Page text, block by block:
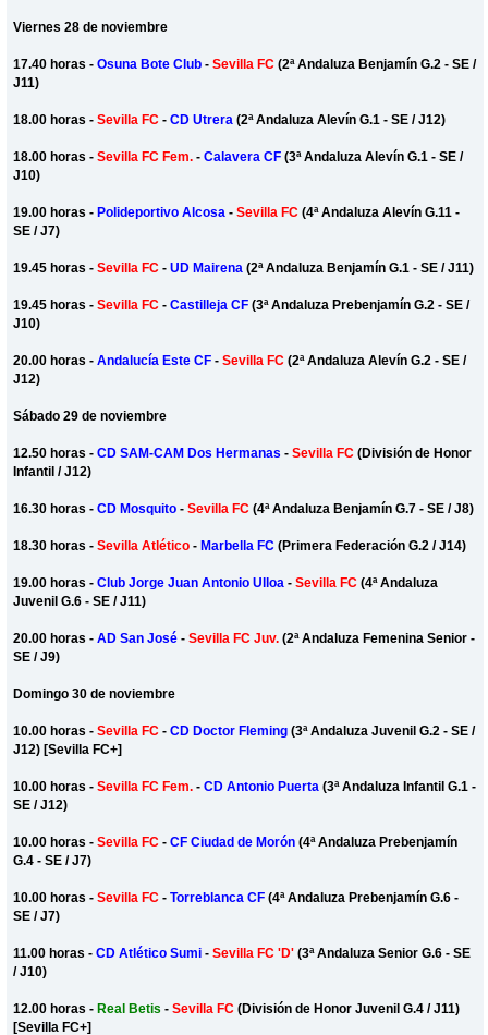
Viernes 28 de noviembre
17.40 horas - Osuna Bote Club - Sevilla FC (2ª Andaluza Benjamín G.2 - SE /
J11)
18.00 horas -Sevilla FC -CD Utrera (2ª Andaluza Alevín G.1 - SE / J12)
18.00 horas -Sevilla FC Fem. -Calavera CF (3ª Andaluza Alevín G.1 - SE /
J10)
19.00 horas - Polideportivo Alcosa -Sevilla FC (4ª Andaluza Alevín G.11 -
SE / J7)
19.45 horas - Sevilla FC -UD Mairena (2ª Andaluza Benjamín G.1 - SE / J11)
19.45 horas -Sevilla FC-Castilleja CF(3ª Andaluza Prebenjamín G.2 - SE /
J10)
20.00 horas -Andalucía Este CF -Sevilla FC (2ª Andaluza Alevín G.2 - SE /
J12)
Sábado 29 de noviembre
12.50 horas -CD SAM-CAM Dos Hermanas - Sevilla FC (División de Honor
Infantil / J12)
16.30 horas -CD Mosquito - Sevilla FC (4ª Andaluza Benjamín G.7 - SE / J8)
18.30 horas -Sevilla Atlético - Marbella FC (Primera Federación G.2 / J14)
19.00 horas - Club Jorge Juan Antonio Ulloa-Sevilla FC(4ª Andaluza
Juvenil G.6 - SE / J11)
20.00 horas -AD San José - Sevilla FC Juv.(2ª Andaluza Femenina Senior -
SE / J9)
Domingo 30 de noviembre
10.00 horas - Sevilla FC -CD Doctor Fleming (3ª Andaluza Juvenil G.2 - SE /
J12) [Sevilla FC+]
10.00 horas - Sevilla FC Fem.-CD Antonio Puerta(3ª Andaluza Infantil G.1 -
SE / J12)
10.00 horas - Sevilla FC -CF Ciudad de Morón (4ª Andaluza Prebenjamín
G.4 - SE / J7)
10.00 horas -Sevilla FC -Torreblanca CF (4ª Andaluza Prebenjamín G.6 -
SE / J7)
11.00 horas -CD Atlético Sumi-Sevilla FC 'D'(3ª Andaluza Senior G.6 - SE
/ J10)
12.00 horas - Real Betis -Sevilla FC(División de Honor Juvenil G.4 / J11)
[Sevilla FC+]